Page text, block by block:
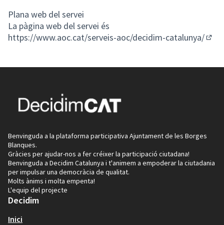
Plana web del servei
La pàgina web del servei és
https://www.aoc.cat/serveis-aoc/decidim-catalunya/
Benvinguda a la plataforma participativa Ajuntament de les Borges
Blanques.
Gràcies per ajudar-nos a fer créixer la participació ciutadana!
Benvinguda a Decidim Catalunya i t'animem a empoderar la ciutadania
per impulsar una democràcia de qualitat.
Molts ànims i molta empenta!
L'equip del projecte
Decidim
Inici